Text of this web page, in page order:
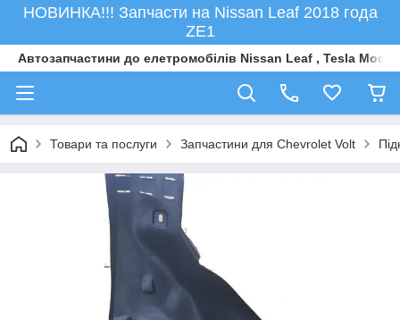
НОВИНКА!!! Запчасти на Nissan Leaf 2018 года
ZE1
Автозапчастини до елетромобiлiв Nissan Leaf , Tesla Model
Товари та послуги Запчастини для Сhevrolet Volt